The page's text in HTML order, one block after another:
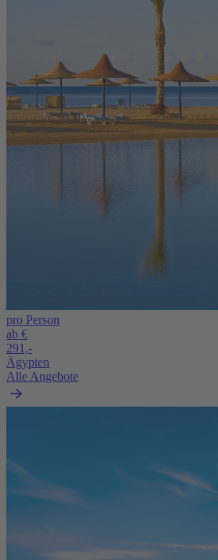
pro Person
ab €
291,-
Ägypten
Alle Angebote